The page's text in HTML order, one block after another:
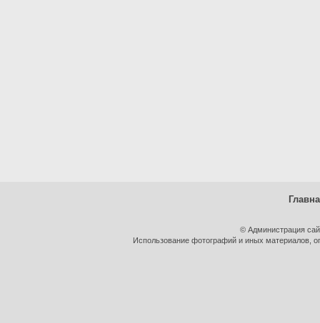
© Администрация
Использование фотографий и иных материалов,